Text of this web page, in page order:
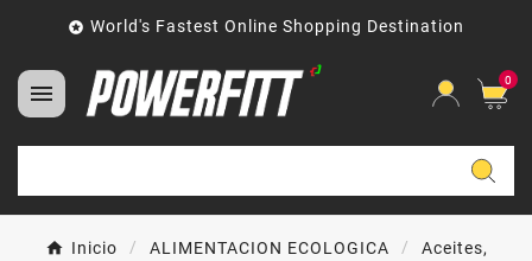
 World's Fastest Online Shopping Destination
 0
Inicio ALIMENTACION ECOLOGICA
Aceites,